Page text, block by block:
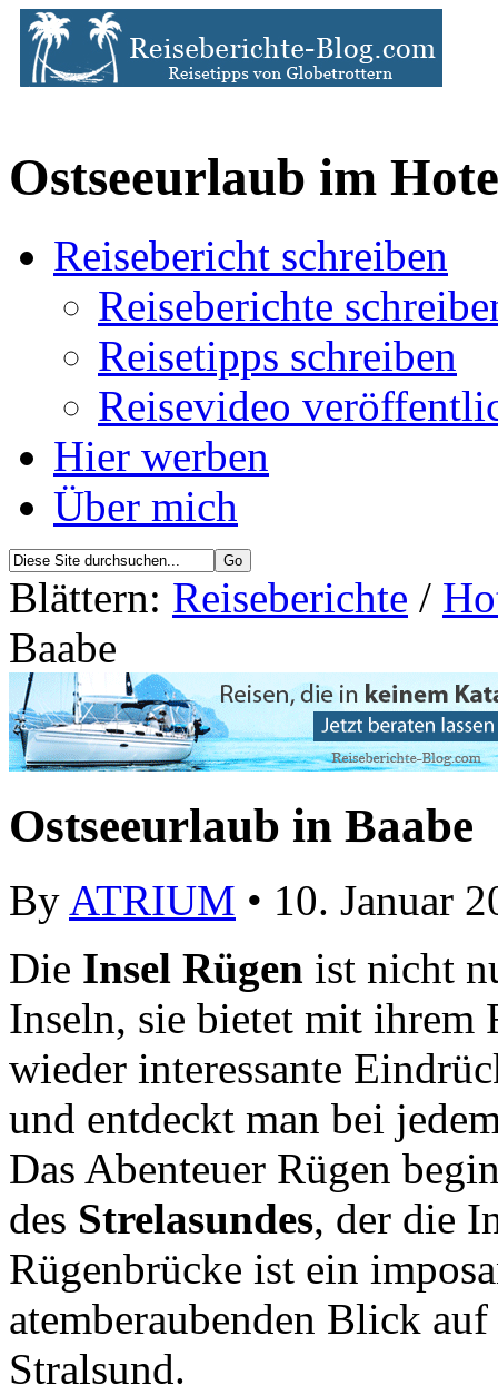
Ostseeurlaub im
Reisebericht schreiben
Reiseberichte
Reisetipps schreiben
Reisevideo
Hier werben
Über mich
Blättern: Reiseberichte /
Baabe
Ostseeurlaub in Baabe
By ATRIUM • 10. Januar
Die Insel Rügen ist nicht
Inseln, sie bietet mit ihrem
wieder interessante
und entdeckt man bei
Das Abenteuer Rügen
des Strelasundes, der die
Rügenbrücke ist ein
atemberaubenden Blick
Stralsund.